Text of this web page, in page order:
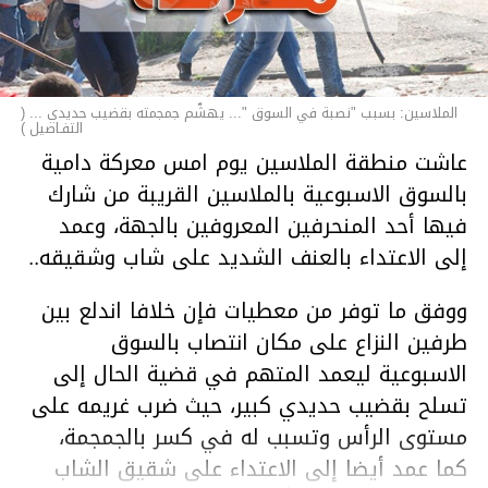
الملاسين: بسبب "نصبة في السوق "... يهشّم جمجمته بقضيب حديدي ... (
التفـاصيل )
عاشت منطقة الملاسين يوم امس معركة دامية
بالسوق الاسبوعية بالملاسين القريبة من شارك
فيها أحد المنحرفين المعروفين بالجهة، وعمد
إلى الاعتداء بالعنف الشديد على شاب وشقيقه..
ووفق ما توفر من معطيات فإن خلافا اندلع بين
طرفين النزاع على مكان انتصاب بالسوق
الاسبوعية ليعمد المتهم في قضية الحال إلى
تسلح بقضيب حديدي كبير، حيث ضرب غريمه على
مستوى الرأس وتسبب له في كسر بالجمجمة،
كما عمد أيضا إلى الاعتداء على شقيق الشاب